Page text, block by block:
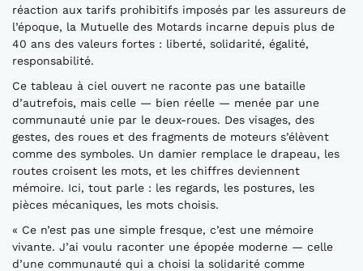
réaction aux tarifs prohibitifs imposés par les assureurs de
l’époque, la Mutuelle des Motards incarne depuis plus de
40 ans des valeurs fortes : liberté, solidarité, égalité,
responsabilité.
Ce tableau à ciel ouvert ne raconte pas une bataille
d’autrefois, mais celle — bien réelle — menée par une
communauté unie par le deux-roues. Des visages, des
gestes, des roues et des fragments de moteurs s’élèvent
comme des symboles. Un damier remplace le drapeau, les
routes croisent les mots, et les chiffres deviennent
mémoire. Ici, tout parle : les regards, les postures, les
pièces mécaniques, les mots choisis.
« Ce n’est pas une simple fresque, c’est une mémoire
vivante. J’ai voulu raconter une épopée moderne — celle
d’une communauté qui a choisi la solidarité comme